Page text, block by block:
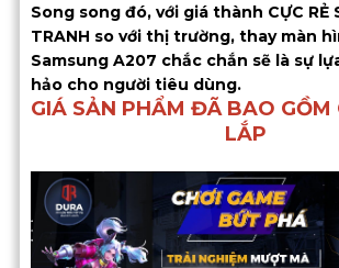
Song song đó, với giá thành CỰC RẺ
TRANH so với thị trường, thay màn
Samsung A207 chắc chắn sẽ là sự
hảo cho người tiêu dùng.
GIÁ SẢN PHẨM ĐÃ BAO GỒM
LẮP